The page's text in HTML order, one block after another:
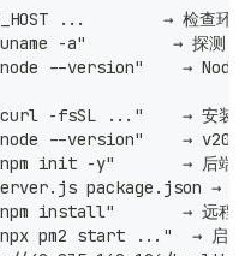
...        → 检查环
-a"         → 探测
--version"    →
-fsSL ..."    → 安装
--version"    →
init -y"       → 后端目
package.json → 上
install"       → 远程安
pm2 start ..."  → 启动